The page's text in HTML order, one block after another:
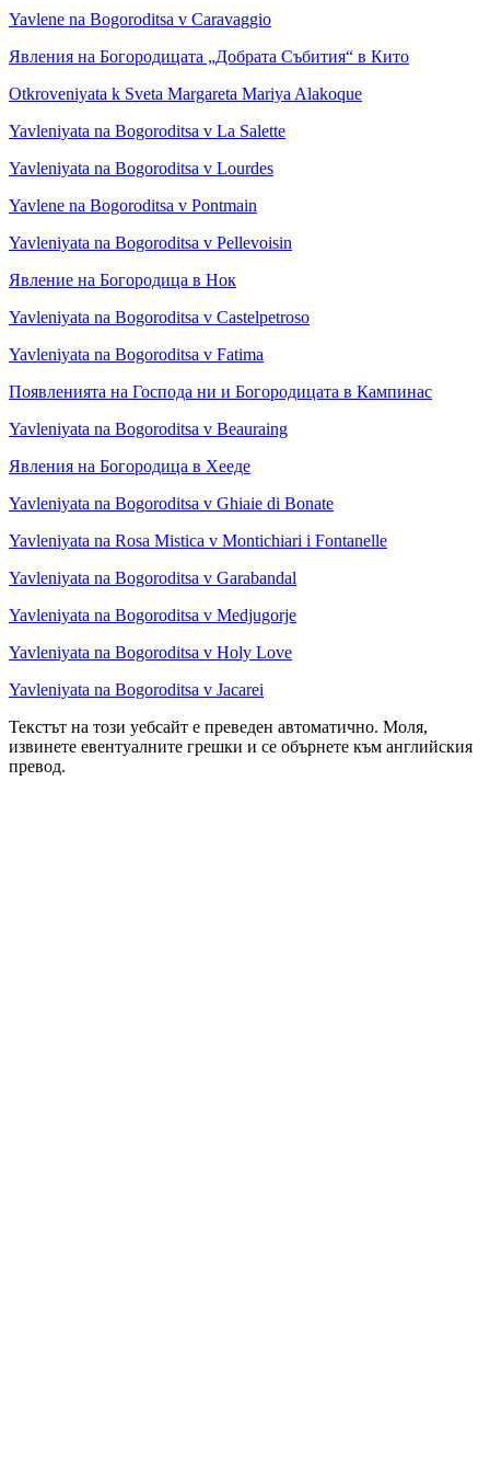
Yavlene na Bogoroditsa v Caravaggio
Явления на Богородицата „Добрата Събития“ в Кито
Otkroveniyata k Sveta Margareta Mariya Alakoque
Yavleniyata na Bogoroditsa v La Salette
Yavleniyata na Bogoroditsa v Lourdes
Yavlene na Bogoroditsa v Pontmain
Yavleniyata na Bogoroditsa v Pellevoisin
Явление на Богородица в Нок
Yavleniyata na Bogoroditsa v Castelpetroso
Yavleniyata na Bogoroditsa v Fatima
Появленията на Господа ни и Богородицата в Кампинас
Yavleniyata na Bogoroditsa v Beauraing
Явления на Богородица в Хееде
Yavleniyata na Bogoroditsa v Ghiaie di Bonate
Yavleniyata na Rosa Mistica v Montichiari i Fontanelle
Yavleniyata na Bogoroditsa v Garabandal
Yavleniyata na Bogoroditsa v Medjugorje
Yavleniyata na Bogoroditsa v Holy Love
Yavleniyata na Bogoroditsa v Jacarei
Текстът на този уебсайт е преведен автоматично. Моля,
извинете евентуалните грешки и се обърнете към английския
превод.